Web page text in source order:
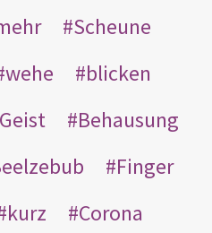
Scheune
wehe
blicken
Behausung
Finger
kurz
Corona